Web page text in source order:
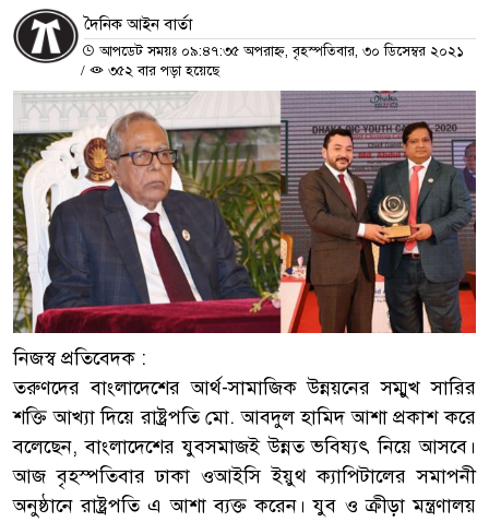
দৈনিক আইন বার্তা
আপডেট সময়ঃ ০৯:৪৭:৩৫ অপরাহ্ন, বৃহস্পতিবার, ৩০ ডিসেম্বর ২০২১
/
৩৫২ বার পড়া হয়েছে
নিজস্ব প্রতিবেদক :
তরুণদের বাংলাদেশের আর্থ-সামাজিক উন্নয়নের সম্মুখ সারির
শক্তি আখ্যা দিয়ে রাষ্ট্রপতি মো. আবদুল হামিদ আশা প্রকাশ করে
বলেছেন, বাংলাদেশের যুবসমাজই উন্নত ভবিষ্যৎ নিয়ে আসবে।
আজ বৃহস্পতিবার ঢাকা ওআইসি ইয়ুথ ক্যাপিটালের সমাপনী
অনুষ্ঠানে রাষ্ট্রপতি এ আশা ব্যক্ত করেন। যুব ও ক্রীড়া মন্ত্রণালয়